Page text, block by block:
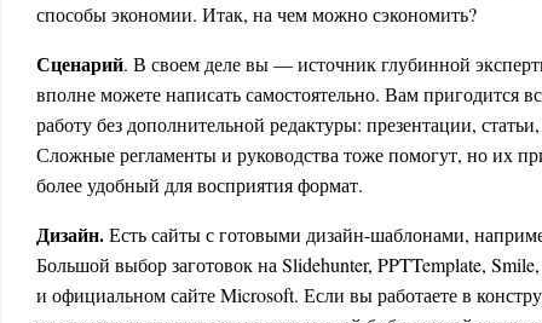
способы экономии. Итак, на чем можно сэкономить?
Сценарий. В своем деле вы — источник глубинной
вполне можете написать самостоятельно. Вам пригодится
работу без дополнительной редактуры: презентации,
Сложные регламенты и руководства тоже помогут, но их
более удобный для восприятия формат.
Дизайн.Есть сайты с готовыми дизайн-шаблонами,
Большой выбор заготовок на Slidehunter, PPTTemplate,
и официальном сайте Microsoft. Если вы работаете в